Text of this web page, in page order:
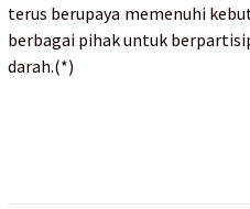
terus berupaya memenuhi
berbagai pihak untuk
darah.(*)